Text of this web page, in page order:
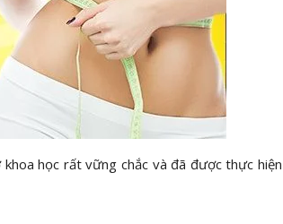
học rất vững chắc và đã được thực hiện